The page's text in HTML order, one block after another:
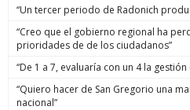
“Un tercer periodo de Radonich
“Creo que el gobierno regional ha
prioridades de de los ciudadanos”
“De 1 a 7, evaluaría con un 4 la
“Quiero hacer de San Gregorio una
nacional”